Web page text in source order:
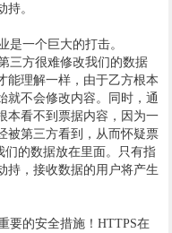
。
是一个巨大的打击。
三方很难修改我们的数据
能理解一样，由于乙方根本
就不会修改内容。同时，通
本看不到票据内容，因为一
被第三方看到，从而怀疑票
们的数据放在里面。只有指
持，接收数据的用户将产生
要的安全措施！HTTPS在